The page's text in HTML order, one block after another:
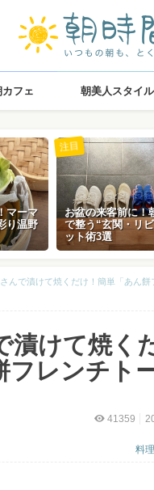
カフェ 朝美人スタイル
マーマ
り温野
お盆の来客前に！
で整う“玄関・リ
ット術3選
注目
んで漬けて焼くだけ！簡単「あん餅
漬けて焼く
フレンチト
41359
料